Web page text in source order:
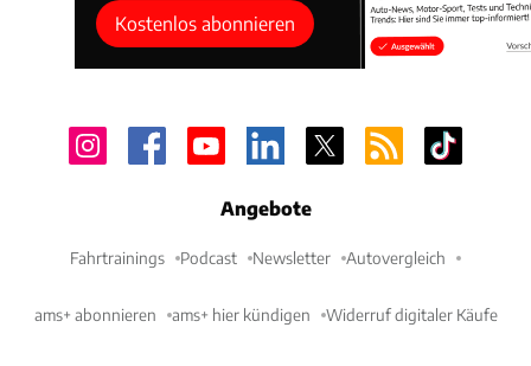
Kostenlos abonnieren
Angebote
Fahrtrainings Podcast Newsletter Autovergleich
ams+ abonnieren ams+ hier kündigen Widerruf digitaler Käufe